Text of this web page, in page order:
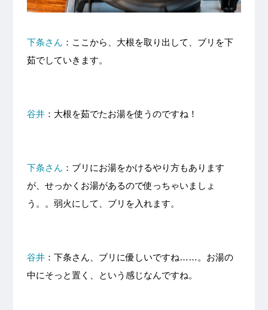
下条さん ：ここから、大根を取り出して、ブリを下
茹でしていきます。
谷井：大根を茹でたお湯を使うのですね！
下条さん ：ブリにお湯をかけるやり方もあります
が、せっかくお湯があるので使っちゃいましょ
う。。弱火にして、ブリを入れます。
谷井：下条さん、ブリに優しいですね……。お湯の
中にそっと置く、という感じなんですね。